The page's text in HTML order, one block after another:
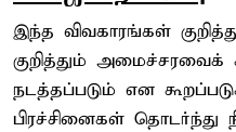
இந்த விவகாரங்கள்
குறித்தும்
நடத்தப்படும் என
பிரச்சினைகள் தொடர்ந்து